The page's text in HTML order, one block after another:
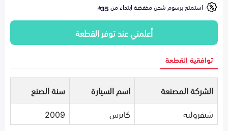
استمتع برسوم شحن مخفضة ابتداء من35
أعلمني عند توفر القطعة
توافقية القطعة
الشركة المصنعة اسم السيارة
سنة الصنع
شيفروليه
كابرس 2009